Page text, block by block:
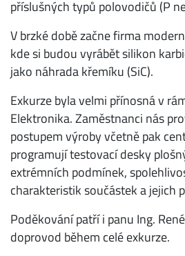
příslušných typů polovodičů (P
V brzké době začne firma
kde si budou vyrábět silikon
jako náhrada křemíku (SiC).
Exkurze byla velmi přínosná v
Elektronika. Zaměstnanci nás
postupem výroby včetně pak
programují testovací desky
extrémních podmínek,
charakteristik součástek a jejich
Poděkování patří i panu Ing.
doprovod během celé exkurze.